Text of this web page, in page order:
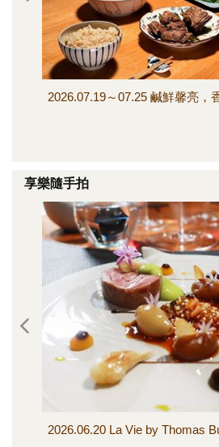
2026.07.19～07.25 鹹鮮馨亮，
享樂隨手拍
2026.06.20 La Vie by Thomas